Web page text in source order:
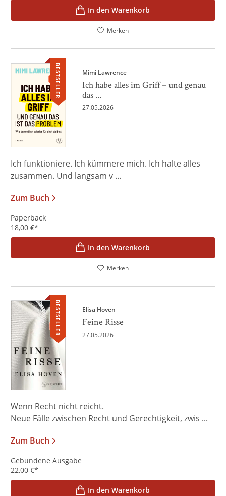
In den Warenkorb
Merken
BESTSELLER Mimi Lawrence
Ich habe alles im Griff – und genau
das ...
27.05.2026
Ich funktioniere. Ich kümmere mich. Ich halte alles
zusammen. Und langsam v ...
Zum Buch
Paperback
18,00 €*
In den Warenkorb
Merken
BESTSELLER Elisa Hoven
Feine Risse
27.05.2026
Wenn Recht nicht reicht.
Neue Fälle zwischen Recht und Gerechtigkeit, zwis ...
Zum Buch
Gebundene Ausgabe
22,00 €*
In den Warenkorb